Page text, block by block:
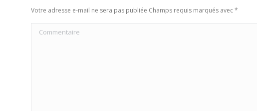
Votre adresse e-mail ne sera pas publiée Champs requis marqués avec*
Commentaire